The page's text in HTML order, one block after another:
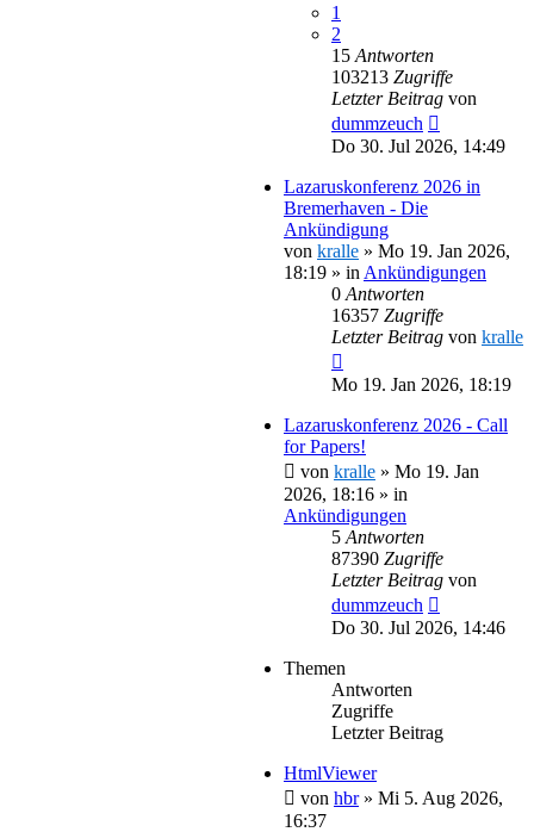
1
2
15 Antworten
103213 Zugriffe
Letzter Beitrag von
dummzeuch
Do 30. Jul 2026, 14:49
Lazaruskonferenz 2026 in
Bremerhaven - Die
Ankündigung
von kralle » Mo 19. Jan 2026,
18:19 » in Ankündigungen
0 Antworten
16357 Zugriffe
Letzter Beitrag von kralle
Mo 19. Jan 2026, 18:19
Lazaruskonferenz 2026 - Call
for Papers!
von kralle » Mo 19. Jan
2026, 18:16 » in
Ankündigungen
5 Antworten
87390 Zugriffe
Letzter Beitrag von
dummzeuch
Do 30. Jul 2026, 14:46
Themen
Antworten
Zugriffe
Letzter Beitrag
HtmlViewer
von hbr» Mi 5. Aug 2026,
16:37